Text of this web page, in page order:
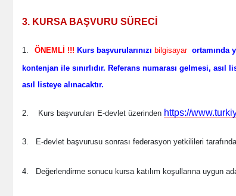
3. KURSA BAŞVURU SÜRECİ
1. ÖNEMLİ !!! Kurs başvurularınızı bilgisayar ortamında
kontenjan ile sınırlıdır. Referans numarası gelmesi,
asıl listeye alınacaktır.
2. Kurs başvuruları E-devlet üzerinden https://
3. E-devlet başvurusu sonrası federasyon yetkilileri
4. Değerlendirme sonucu kursa katılım koşullarına uygun